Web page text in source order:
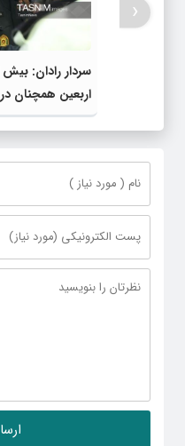
سردار رادان: بیش
اربعین همچنان
‹